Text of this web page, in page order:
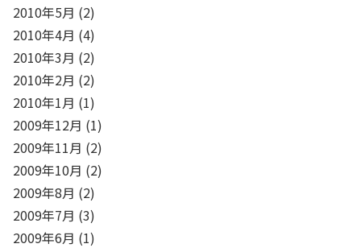
2010年5月 (2)
2010年4月 (4)
2010年3月 (2)
2010年2月 (2)
2010年1月 (1)
2009年12月 (1)
2009年11月 (2)
2009年10月 (2)
2009年8月 (2)
2009年7月 (3)
2009年6月 (1)